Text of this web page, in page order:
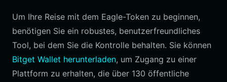
Um Ihre Reise mit dem Eagle-Token zu beginnen,
benötigen Sie ein robustes, benutzerfreundliches
Tool, bei dem Sie die Kontrolle behalten. Sie können
Bitget Wallet herunterladen, um Zugang zu einer
Plattform zu erhalten, die über 130 öffentliche